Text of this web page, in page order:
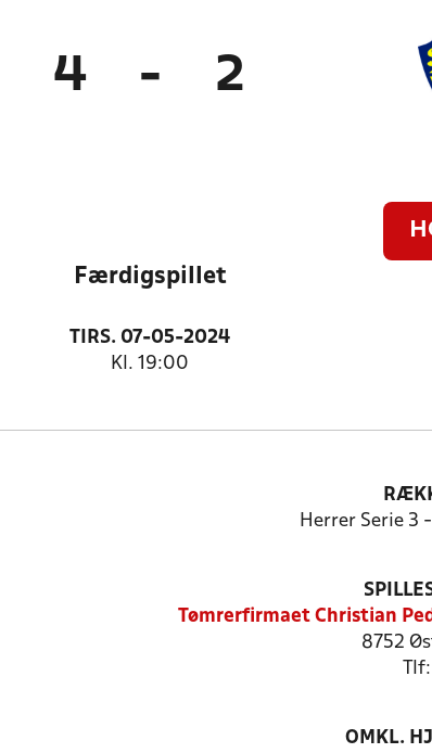
4 - 2
Færdigspillet
TIRS. 07-05-2024
Kl. 19:00
Herrer Serie 3
Tømrerfirmaet Christian
8752
Tlf:
OMKL.